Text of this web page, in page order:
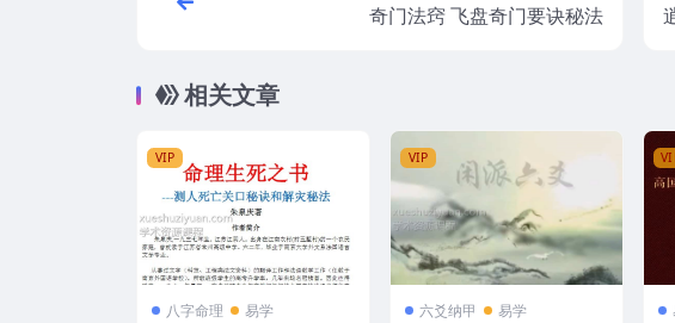
奇门法窍 飞盘奇门要诀秘法
相关文章
VIP
八字命理 易学
VIP
六爻纳甲 易学